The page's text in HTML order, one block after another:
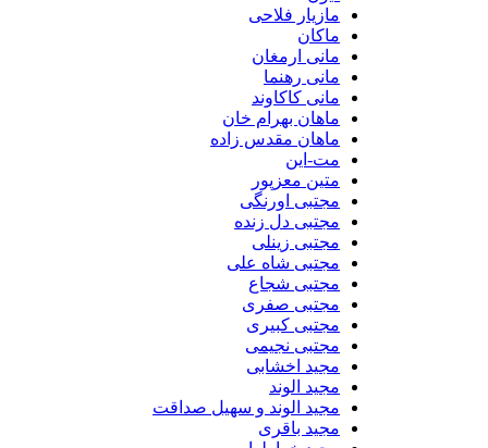
مازیار فلاحی
ماکان
مانی ارمغان
مانی رهنما
مانی کاکاوند
ماهان بهرام خان
ماهان مقدس زاده
مت-این
متین معزپور
مجتبی اورنگی
مجتبی دل زنده
مجتبی زینلی
مجتبی شاه علی
مجتبی شجاع
مجتبی صفری
مجتبی کبیری
مجتبی نجیمی
مجید اخشابی
مجید الوند‎
مجید الوند و سهیل صداقت
مجید باقری